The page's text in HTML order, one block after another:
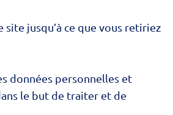
jusqu’à ce que vous retiriez
données personnelles et
le but de traiter et de